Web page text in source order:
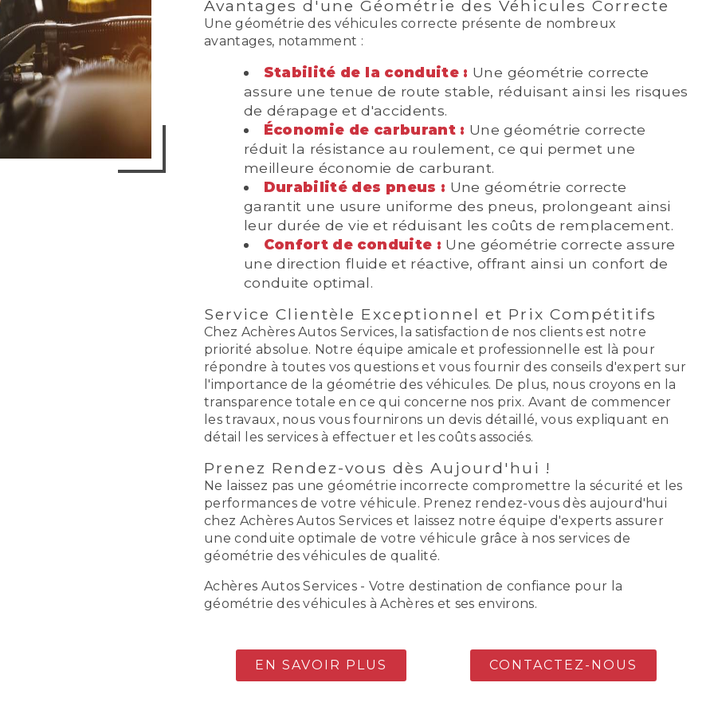
Avantages d'une Géométrie des Véhicules Correcte
Une géométrie des véhicules correcte présente de nombreux
avantages, notamment :
Stabilité de la conduite : Une géométrie correcte
assure une tenue de route stable, réduisant ainsi les risques
de dérapage et d'accidents.
Économie de carburant : Une géométrie correcte
réduit la résistance au roulement, ce qui permet une
meilleure économie de carburant.
Durabilité des pneus : Une géométrie correcte
garantit une usure uniforme des pneus, prolongeant ainsi
leur durée de vie et réduisant les coûts de remplacement.
Confort de conduite : Une géométrie correcte assure
une direction fluide et réactive, offrant ainsi un confort de
conduite optimal.
Service Clientèle Exceptionnel et Prix Compétitifs
Chez Achères Autos Services, la satisfaction de nos clients est notre
priorité absolue. Notre équipe amicale et professionnelle est là pour
répondre à toutes vos questions et vous fournir des conseils d'expert sur
l'importance de la géométrie des véhicules. De plus, nous croyons en la
transparence totale en ce qui concerne nos prix. Avant de commencer
les travaux, nous vous fournirons un devis détaillé, vous expliquant en
détail les services à effectuer et les coûts associés.
Prenez Rendez-vous dès Aujourd'hui !
Ne laissez pas une géométrie incorrecte compromettre la sécurité et les
performances de votre véhicule. Prenez rendez-vous dès aujourd'hui
chez Achères Autos Services et laissez notre équipe d'experts assurer
une conduite optimale de votre véhicule grâce à nos services de
géométrie des véhicules de qualité.
Achères Autos Services - Votre destination de confiance pour la
géométrie des véhicules à Achères et ses environs.
EN SAVOIR PLUS CONTACTEZ-NOUS